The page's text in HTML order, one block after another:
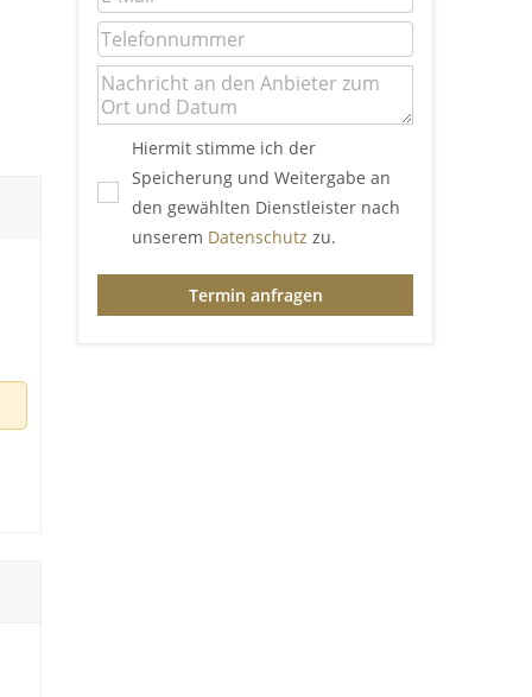
Hiermit stimme ich der
Speicherung und Weitergabe an
den gewählten Dienstleister nach
unserem Datenschutz zu.
Termin anfragen